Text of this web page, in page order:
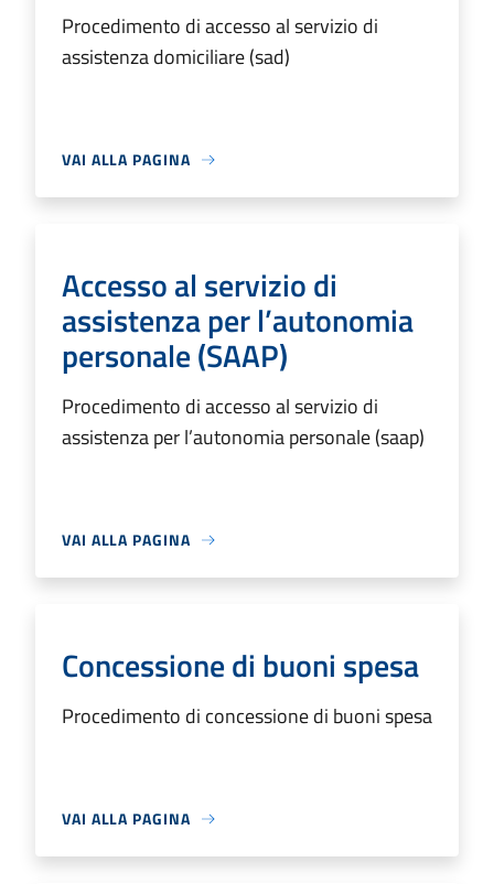
Procedimento di accesso al servizio di
assistenza domiciliare (sad)
VAI ALLA PAGINA
Accesso al servizio di
assistenza per l’autonomia
personale (SAAP)
Procedimento di accesso al servizio di
assistenza per l’autonomia personale (saap)
VAI ALLA PAGINA
Concessione di buoni spesa
Procedimento di concessione di buoni spesa
VAI ALLA PAGINA